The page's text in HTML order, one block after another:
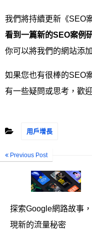
我們將持續更新《
看到一篇新的SEO案例
你可以將我們的網站添
如果您也有很棒的SEO
有一些疑問或思考，歡
用戶增長
Previous Post
探索Google網路故事
現新的流量秘密